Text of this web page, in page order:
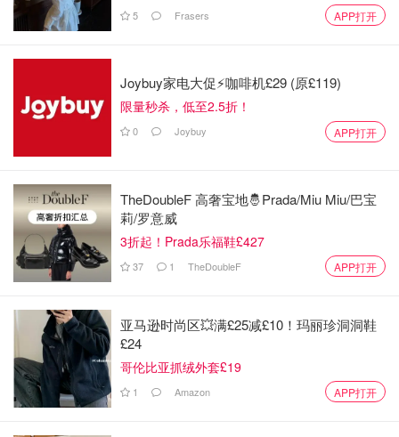
5️⃣ 追星女孩请进！解锁饭圈文化密码
▪️展览地点：萨默塞特府
如果你心里还住着年少时的偶像，这个展为你量身定制！通
过艺术品、纪念品和互动装置，揭秘现代粉丝崇拜的圣地，
看饭圈如何塑造我们的身份与社群。
6️⃣ 亲子必刷！走进阿德曼动画王国
5 Frasers APP打开
Joybuy家电大促⚡咖啡机£29 (原£119)
限量秒杀，低至2.5折！
0 Joybuy APP打开
TheDoubleF 高奢宝地🤴Prada/Miu Miu/巴宝
莉/罗意威
3折起！Prada乐福鞋£427
37 1 TheDoubleF APP打开
亚马逊时尚区💥满£25减£10！玛丽珍洞洞鞋
£24
哥伦比亚抓绒外套£19
1 Amazon APP打开